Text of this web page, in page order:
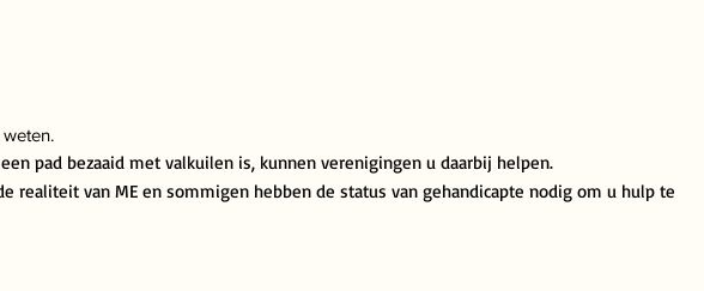
pad bezaaid met valkuilen is, kunnen verenigingen u daarbij helpen.
realiteit van ME en sommigen hebben de status van gehandicapte nodig om u hulp te